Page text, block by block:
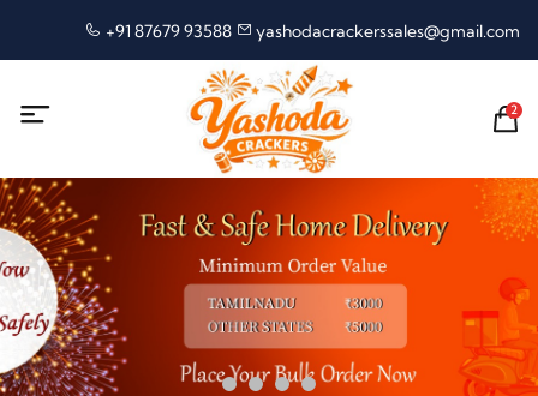
+91 87679 93588 yashodacrackerssales@gmail.com
2